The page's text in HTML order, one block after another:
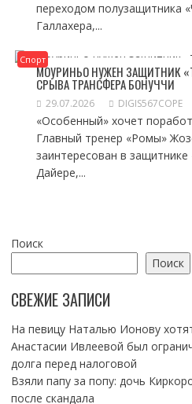
переходом полузащитника
Галлахера,...
Спорт
МОУРИНЬО НУЖЕН ЗАЩИТНИК
СРЫВА ТРАНСФЕРА БОНУЧЧИ
29.07.2026 DIGIS567COPE
«Особенный» хочет
Главный тренер «Ромы»
заинтересован в
Дайере,...
Поиск
Поиск
СВЕЖИЕ ЗАПИСИ
На певицу Наталью Ионову
Анастасии Ивлеевой был
долга перед налоговой
Взяли папу за попу: дочь
после скандала